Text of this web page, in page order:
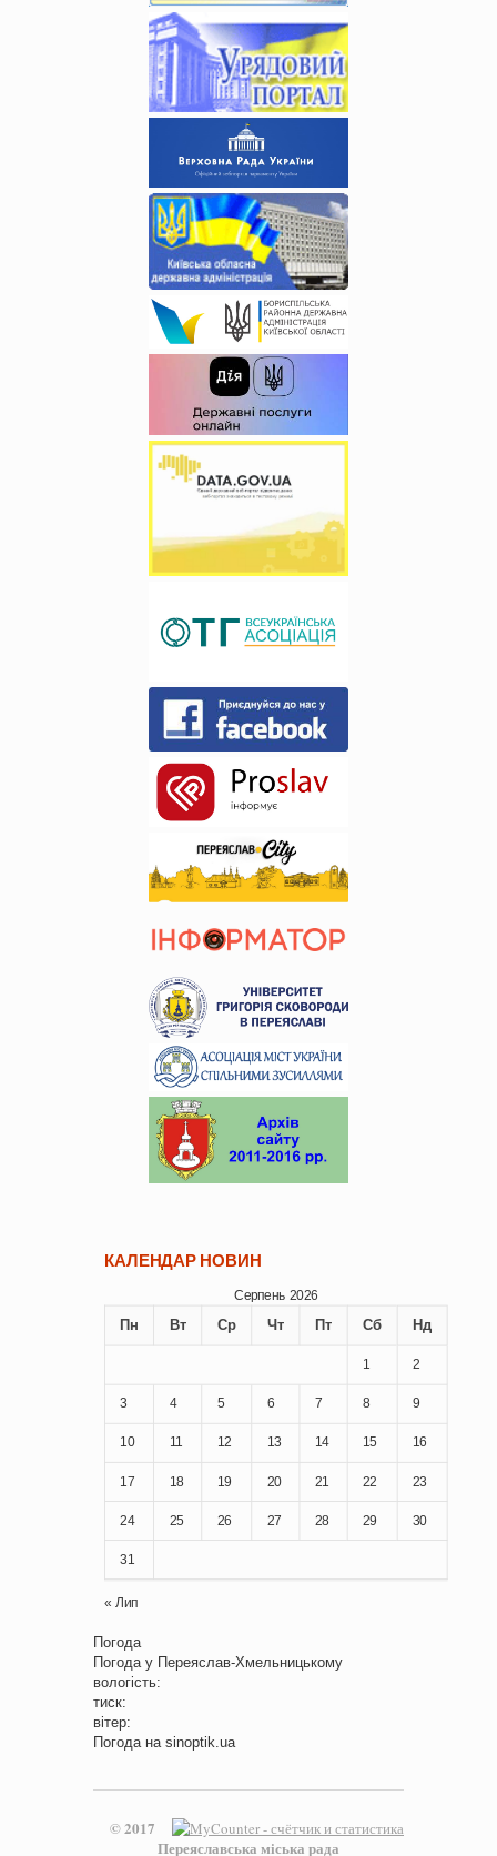
КАЛЕНДАР НОВИН
Серпень 2026
Пн Вт Ср Чт Пт Сб Нд
1 2
3 4 5 6 7 8 9
10 11 12 13 14 15 16
17 18 19 20 21 22 23
24 25 26 27 28 29 30
31
« Лип
Погода
Погода у Переяслав-Хмельницькому
вологість:
тиск:
вітер:
Погода на sinoptik.ua
© 2017
Переяславська міська рада